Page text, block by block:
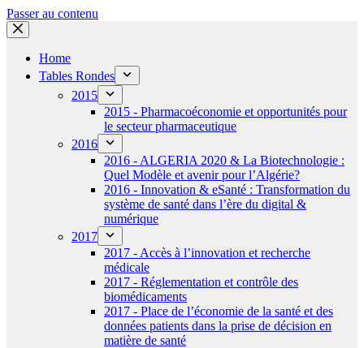
Passer au contenu
Home
Tables Rondes
2015
2015 - Pharmacoéconomie et opportunités pour
le secteur pharmaceutique
2016
2016 - ALGERIA 2020 & La Biotechnologie :
Quel Modèle et avenir pour l’Algérie?
2016 - Innovation & eSanté : Transformation du
système de santé dans l’ère du digital &
numérique
2017
2017 - Accès à l’innovation et recherche
médicale
2017 - Réglementation et contrôle des
biomédicaments
2017 - Place de l’économie de la santé et des
données patients dans la prise de décision en
matière de santé